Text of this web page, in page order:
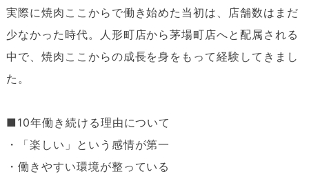
実際に焼肉ここからで働き始めた当初は、店舗数はまだ
少なかった時代。人形町店から茅場町店へと配属される
中で、焼肉ここからの成長を身をもって経験してきまし
た。
■10年働き続ける理由について
・「楽しい」という感情が第一
・働きやすい環境が整っている